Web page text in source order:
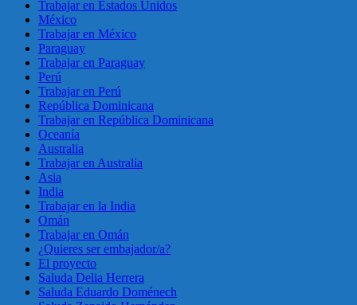
Trabajar en Estados Unidos
México
Trabajar en México
Paraguay
Trabajar en Paraguay
Perú
Trabajar en Perú
República Dominicana
Trabajar en República Dominicana
Oceanía
Australia
Trabajar en Australia
Asia
India
Trabajar en la India
Omán
Trabajar en Omán
¿Quieres ser embajador/a?
El proyecto
Saluda Delia Herrera
Saluda Eduardo Doménech